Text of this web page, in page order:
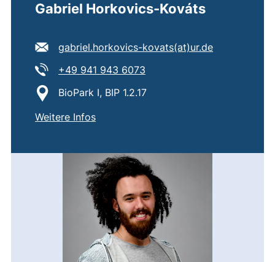
Gabriel Horkovics-Kováts
E-Mail Adresse:
gabriel.horkovics-kovats​(at)​ur.de(öffnet Ihr E-
Tel:
+49 941 943 6073
Standort:
BioPark I, BIP 1.2.17
Weitere Infosvon
Gabriel Horkovics-Kováts